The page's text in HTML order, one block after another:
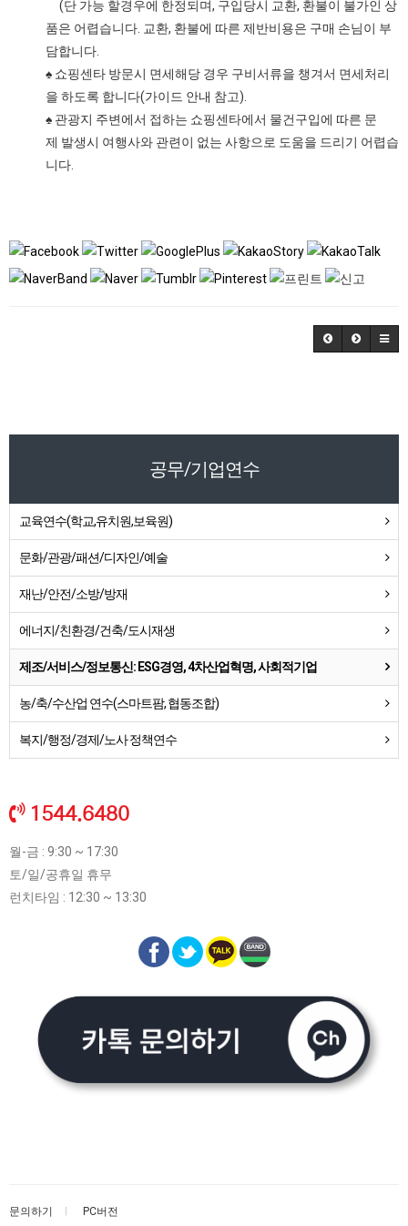
(단 가능 할경우에 한정되며, 구입당시 교환, 환불이 불가인 상
품은 어렵습니다. 교환, 환불에 따른 제반비용은 구매 손님이 부
담합니다.
♠ 쇼핑센타 방문시 면세해당 경우 구비서류을 챙겨서 면세처리
을 하도록 합니다(가이드 안내 참고).
♠ 관광지 주변에서 접하는 쇼핑센타에서 물건구입에 따른 문
제 발생시 여행사와 관련이 없는 사항으로 도움을 드리기 어렵습
니다.
공무/기업연수
교육연수(학교,유치원,보육원)
문화/관광/패션/디자인/예술
재난/안전/소방/방재
에너지/친환경/건축/도시재생
제조/서비스/정보통신: ESG경영, 4차산업혁명, 사회적기업
농/축/수산업 연수(스마트팜, 협동조합)
복지/행정/경제/노사 정책연수
1544.6480
월-금 : 9:30 ~ 17:30
토/일/공휴일 휴무
런치타임 : 12:30 ~ 13:30
문의하기 PC버전